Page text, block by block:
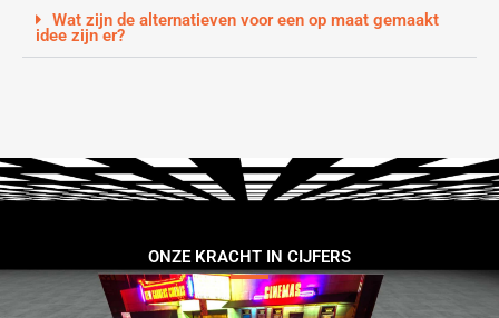
Wat zijn de alternatieven voor een op maat gemaakt
idee zijn er?
ONZE KRACHT IN CIJFERS